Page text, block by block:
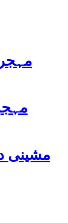
مشینی